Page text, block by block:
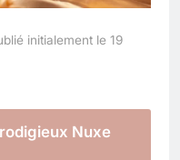
initialement le 19
Nuxe